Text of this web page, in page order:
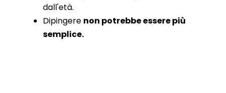
dall'età.
Dipingere non potrebbe essere più
semplice.